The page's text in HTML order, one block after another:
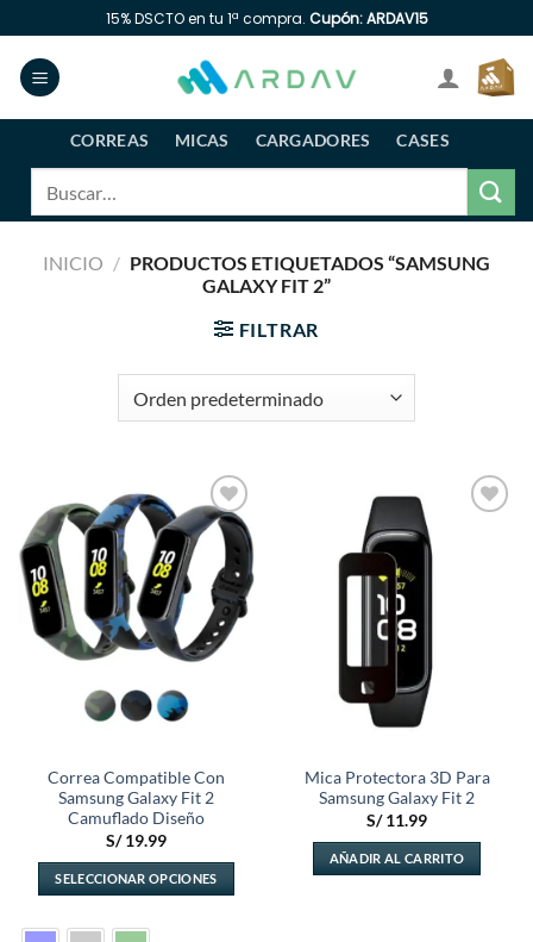
al
contenido
15% DSCTO en tu 1ª compra. Cupón: ARDAV15
CORREAS MICAS CARGADORES
CASES
INICIO / PRODUCTOS ETIQUETADOS “SAMSUNG
GALAXY FIT 2”
FILTRAR
Añadir
a la
lista de
deseos
Correa Compatible Con
Samsung Galaxy Fit 2
Camuflado Diseño
S/19.99
SELECCIONAR OPCIONES
producto
Mica Protectora 3D Para
Samsung Galaxy Fit 2
S/11.99
AÑADIR AL CARRITO